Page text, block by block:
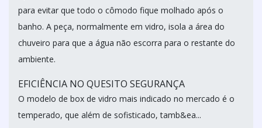
para evitar que todo o cômodo fique molhado após o
banho. A peça, normalmente em vidro, isola a área do
chuveiro para que a água não escorra para o restante do
ambiente.
EFICIÊNCIA NO QUESITO SEGURANÇA
O modelo de box de vidro mais indicado no mercado é o
temperado, que além de sofisticado, tamb&ea...